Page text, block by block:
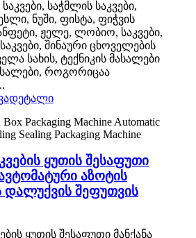
საჭმლის საკვები,
ნუში, ფისტა, ფიჭვის
ჟელე, ლობიო, საკვები,
შინაური ცხოველების
სახის, ტექნიკის მასალები
როგორიცაა
დეტალი
ყუთის შესაფუთი
აზოტის
დალუქვის შეფუთვის
ყუთის შესაფუთი მანქანა